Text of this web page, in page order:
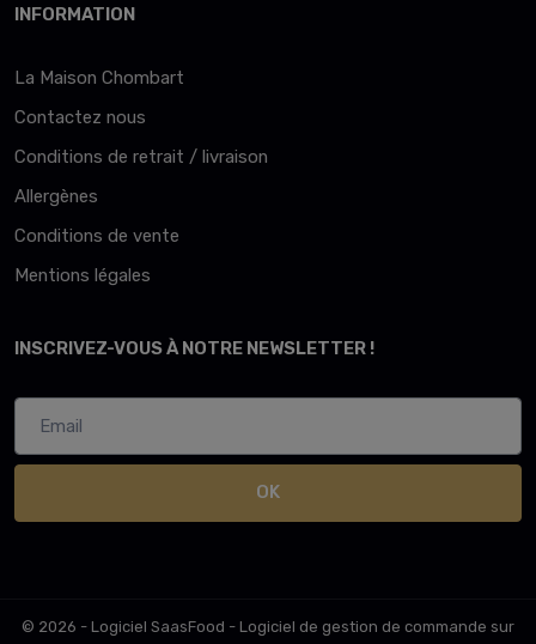
INFORMATION
La Maison Chombart
Contactez nous
Conditions de retrait / livraison
Allergènes
Conditions de vente
Mentions légales
INSCRIVEZ-VOUS À NOTRE NEWSLETTER !
OK
© 2026 - Logiciel SaasFood - Logiciel de gestion de commande sur